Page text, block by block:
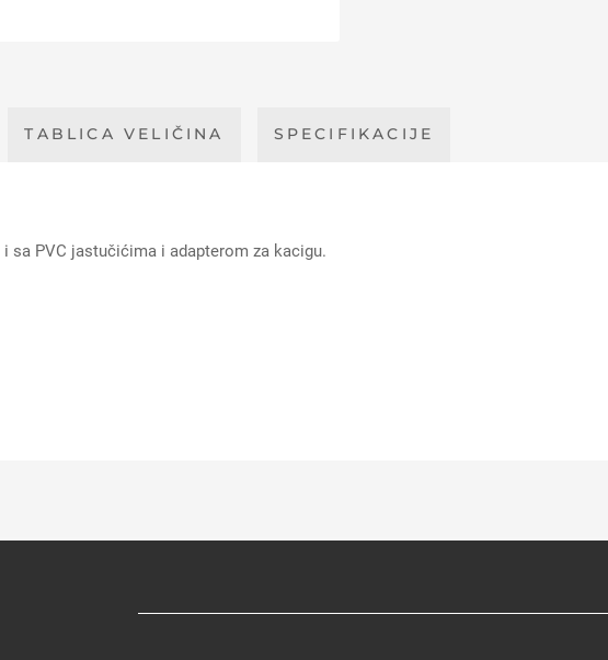
TABLICA VELIČINA SPECIFIKACIJE
sa PVC jastučićima i adapterom za kacigu.